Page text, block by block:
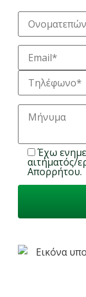
Έχω
αιτήματός/
Απορρήτου.